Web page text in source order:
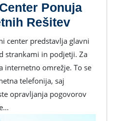
Ponuja
Rešitev
Klicni
Center
Ponuja
strankami in podjetji. Za
internetno omrežje. To se
telefonija, saj
opravljanja pogovorov